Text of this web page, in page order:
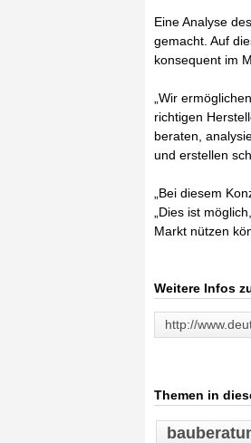
Eine Analyse
gemacht. Auf
konsequent im
„Wir
richtigen
beraten,
und erstellen
„Bei diesem
„Dies ist
Markt nützen
Weitere Infos
http://
Themen in